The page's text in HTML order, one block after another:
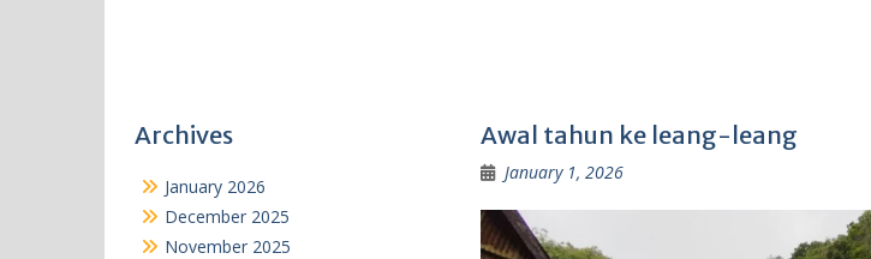
Awal tahun ke leang-leang
January 1, 2026
Archives
January 2026
December 2025
November 2025